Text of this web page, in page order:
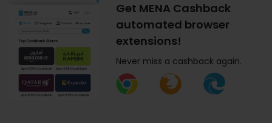
Get MENA Cashback
automated browser
extensions!
Never miss a cashback again.